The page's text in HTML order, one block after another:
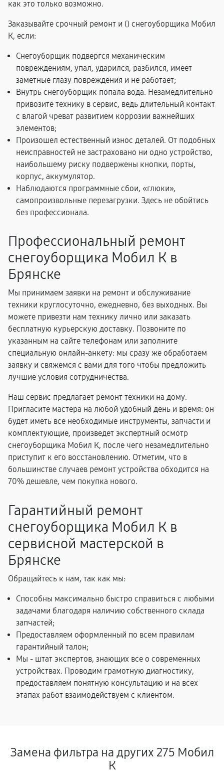
как это только возможно.
Заказывайте срочный ремонт и () снегоуборщика Мобил
К, если:
Снегоуборщик подвергся механическим
повреждениям, упал, ударился, разбился, имеет
заметные глазу повреждения и не работает;
Внутрь снегоуборщик попала вода. Незамедлительно
привозите технику в сервис, ведь длительный контакт
с влагой чреват развитием коррозии важнейших
элементов;
Произошел естественный износ деталей. От подобных
неисправностей не застраховано ни одно устройство,
наибольшему риску подвержены кнопки, порты,
корпус, аккумулятор.
Наблюдаются программные сбои, «глюки»,
самопроизвольные перезагрузки. Здесь не обойтись
без профессионала.
Профессиональный ремонт
снегоуборщика Мобил К в
Брянске
Мы принимаем заявки на ремонт и обслуживание
техники круглосуточно, ежедневно, без выходных. Вы
можете привезти нам технику лично или заказать
бесплатную курьерскую доставку. Позвоните по
указанным на сайте телефонам или заполните
специальную онлайн-анкету: мы сразу же обработаем
заявку и свяжемся с вами для того чтобы предложить
лучшие условия сотрудничества.
Наш сервис предлагает ремонт техники на дому.
Пригласите мастера на любой удобный день и время: он
будет иметь все необходимые инструменты, запчасти и
комплектующие, произведет экспертный осмотр
снегоуборщика Мобил К, после чего незамедлительно
приступит к его восстановлению. Отметим, что в
большинстве случаев ремонт устройства обходится на
70% дешевле, чем покупка нового.
Гарантийный ремонт
снегоуборщика Мобил К в
сервисной мастерской в
Брянске
Обращайтесь к нам, так как мы:
Способны максимально быстро справиться с любыми
задачами благодаря наличию собственного склада
запчастей;
Предоставляем оформленный по всем правилам
гарантийный талон;
Мы - штат экспертов, знающих все о современных
устройствах. Проводим грамотную диагностику,
предоставляем понятную консультацию и на всех
этапах работ взаимодействуем с клиентом.
Замена фильтра на других 275 Мобил
К